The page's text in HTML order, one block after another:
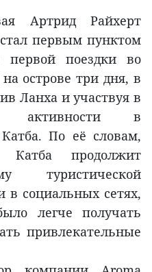
Артрид Райхерт
стал первым пунктом
поездки во
острове три дня, в
Ланха и участвуя в
активности в
По её словам,
продолжит
туристической
в социальных сетях,
легче получать
привлекательные